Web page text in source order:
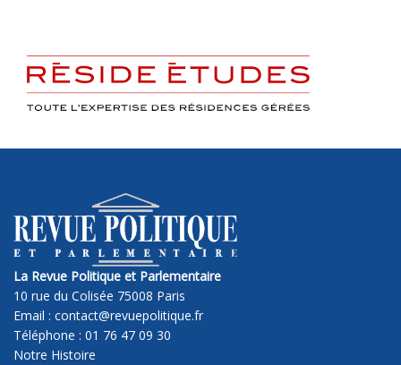
La Revue Politique et Parlementaire
10 rue du Colisée 75008 Paris
Email : contact@revuepolitique.fr
Téléphone : 01 76 47 09 30
Notre Histoire